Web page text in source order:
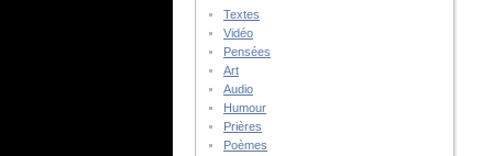
Textes
Vidéo
Pensées
Art
Audio
Humour
Prières
Poèmes